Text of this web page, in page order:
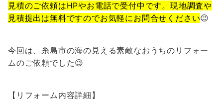
見積のご依頼はHPやお電話で受付中です。現地調査や
見積提出は無料ですのでお気軽にお問合せください😉
今回は、糸島市の海の見える素敵なおうちのリフォー
ムのご依頼でした😉
【リフォーム内容詳細】